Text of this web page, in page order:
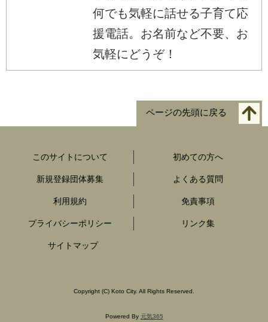
何でも気軽に話せる子育て応
援電話。お名前など不要、お
気軽にどうぞ！
ページの先頭に戻る
このサイトについて 初めての方へ
新規登録団体募集 よくある質問
利用規約 免責事項
プライバシーポリシー リンク集
サイトマップ
Copyright (C) Koto City. All Rights Reserved.
Powered By 元気365